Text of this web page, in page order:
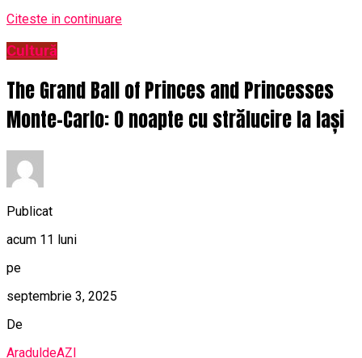
Citeste in continuare
Cultură
The Grand Ball of Princes and Princesses
Monte-Carlo: O noapte cu strălucire la Iași
Publicat
acum 11 luni
pe
septembrie 3, 2025
De
AraduldeAZI